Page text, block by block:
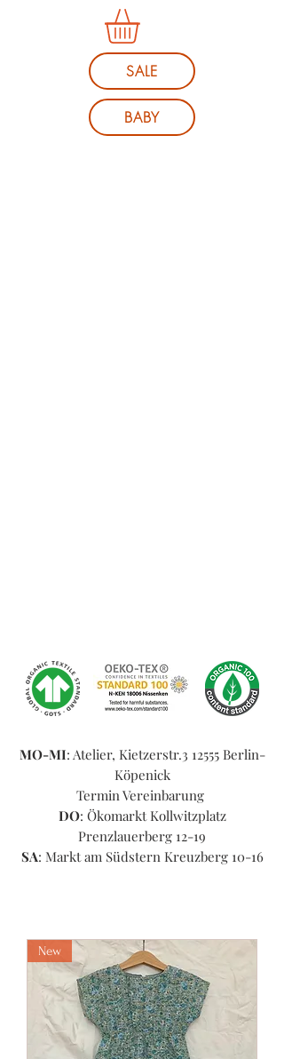
SALE
BABY
MO-MI: Atelier, Kietzerstr.3 12555 Berlin-
Köpenick
Termin Vereinbarung
DO: Ökomarkt Kollwitzplatz
Prenzlauerberg 12-19
SA: Markt am Südstern Kreuzberg 10-16
New